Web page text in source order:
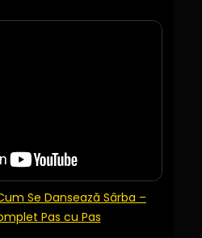
Se Dansează Sârba –
Pas cu Pas